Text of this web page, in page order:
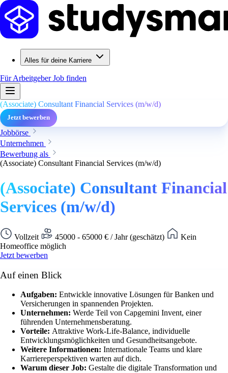
Alles für deine Karriere
Für ArbeitgeberJob finden
(Associate) Consultant Financial Services (m/w/d)
Jetzt bewerben
Jobbörse
Unternehmen
Bewerbung als
(Associate) Consultant Financial Services (m/w/d)
(Associate) Consultant Financial
Services (m/w/d)
Vollzeit 45000 - 65000 € / Jahr (geschätzt)
Kein
Homeoffice möglich
Jetzt bewerben
Auf einen Blick
Aufgaben: Entwickle innovative Lösungen für Banken und
Versicherungen in spannenden Projekten.
Unternehmen: Werde Teil von Capgemini Invent, einer
führenden Unternehmensberatung.
Vorteile: Attraktive Work-Life-Balance, individuelle
Entwicklungsmöglichkeiten und Gesundheitsangebote.
Weitere Informationen: Internationale Teams und klare
Karriereperspektiven warten auf dich.
Warum dieser Job: Gestalte die digitale Transformation und